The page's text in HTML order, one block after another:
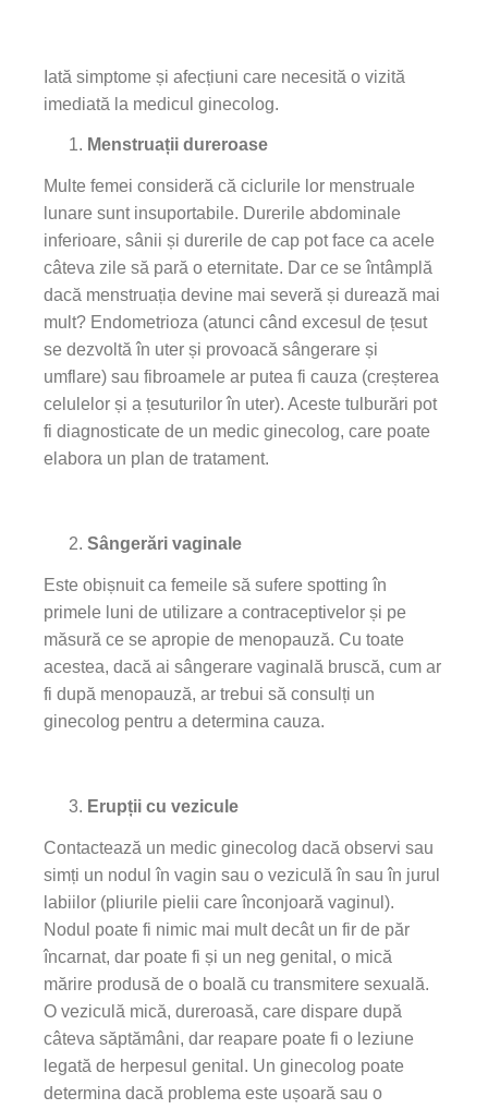
Iată simptome și afecțiuni care necesită o vizită
imediată la medicul ginecolog.
Menstruații dureroase
Multe femei consideră că ciclurile lor menstruale
lunare sunt insuportabile. Durerile abdominale
inferioare, sânii și durerile de cap pot face ca acele
câteva zile să pară o eternitate. Dar ce se întâmplă
dacă menstruația devine mai severă și durează mai
mult? Endometrioza (atunci când excesul de țesut
se dezvoltă în uter și provoacă sângerare și
umflare) sau fibroamele ar putea fi cauza (creșterea
celulelor și a țesuturilor în uter). Aceste tulburări pot
fi diagnosticate de un medic ginecolog, care poate
elabora un plan de tratament.
Sângerări vaginale
Este obișnuit ca femeile să sufere spotting în
primele luni de utilizare a contraceptivelor și pe
măsură ce se apropie de menopauză. Cu toate
acestea, dacă ai sângerare vaginală bruscă, cum ar
fi după menopauză, ar trebui să consulți un
ginecolog pentru a determina cauza.
Erupții cu vezicule
Contactează un medic ginecolog dacă observi sau
simți un nodul în vagin sau o veziculă în sau în jurul
labiilor (pliurile pielii care înconjoară vaginul).
Nodul poate fi nimic mai mult decât un fir de păr
încarnat, dar poate fi și un neg genital, o mică
mărire produsă de o boală cu transmitere sexuală.
O veziculă mică, dureroasă, care dispare după
câteva săptămâni, dar reapare poate fi o leziune
legată de herpesul genital. Un ginecolog poate
determina dacă problema este ușoară sau o